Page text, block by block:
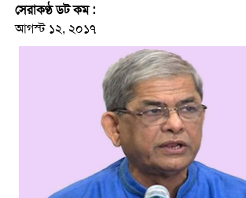
সেরাকণ্ঠ ডট কম :
আগস্ট ১২, ২০১৭